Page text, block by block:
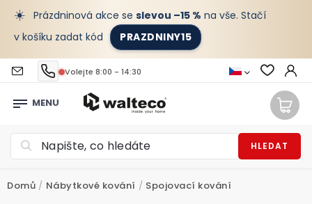
☀️ Prázdninová akce se slevou –15 % na vše. Stačí
v košíku zadat kód
PRAZDNINY15
Volejte 8:00 - 14:30
HLEDAT
Domů / Nábytkové kování / Spojovací kování